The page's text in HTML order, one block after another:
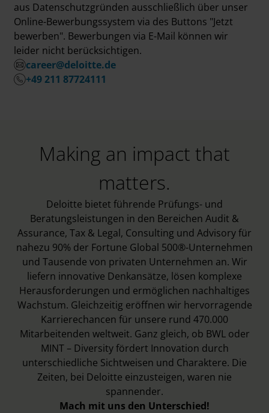
aus Datenschutzgründen ausschließlich über unser
Online-Bewerbungssystem via des Buttons "Jetzt
bewerben". Bewerbungen via E-Mail können wir
leider nicht berücksichtigen.
career@deloitte.de
+49 211 87724111
Making an impact that
matters.
Deloitte bietet führende Prüfungs- und
Beratungsleistungen in den Bereichen Audit &
Assurance, Tax & Legal, Consulting und Advisory für
nahezu 90% der Fortune Global 500®-Unternehmen
und Tausende von privaten Unternehmen an. Wir
liefern innovative Denkansätze, lösen komplexe
Herausforderungen und ermöglichen nachhaltiges
Wachstum. Gleichzeitig eröffnen wir hervorragende
Karrierechancen für unsere rund 470.000
Mitarbeitenden weltweit. Ganz gleich, ob BWL oder
MINT – Diversity fördert Innovation durch
unterschiedliche Sichtweisen und Charaktere. Die
Zeiten, bei Deloitte einzusteigen, waren nie
spannender.
Mach mit uns den Unterschied!